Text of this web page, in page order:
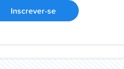
Inscrever-se